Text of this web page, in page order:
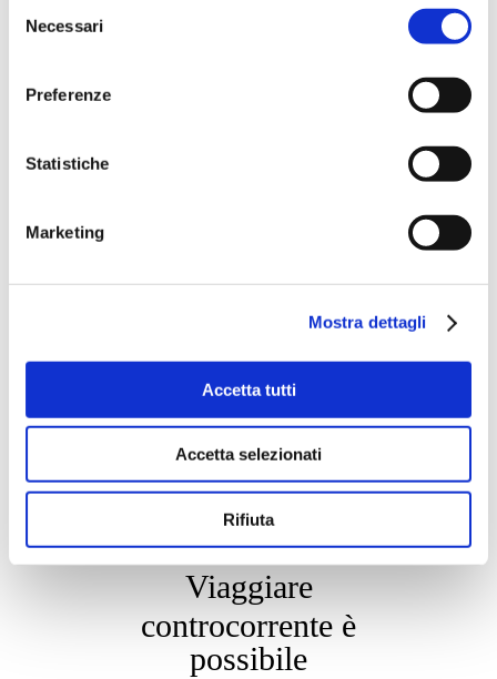
delNecessari
Preferenze
Statistiche
Marketing
Mostra dettagli
Accetta tutti
Accetta selezionati
Rifiuta
dormite in una
alcune piccole e intime, ideali per
luogo diverso dal solito,
persona.
Viaggiare
controcorrente è
possibile